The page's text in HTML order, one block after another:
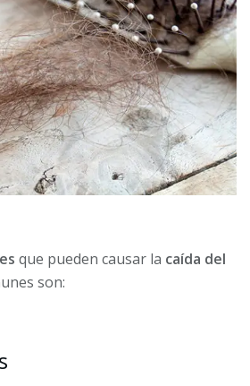
que pueden causar la caída del
son: